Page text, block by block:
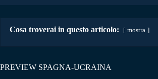
Cosa troverai in questo articolo: mostra
PREVIEW SPAGNA-UCRAINA